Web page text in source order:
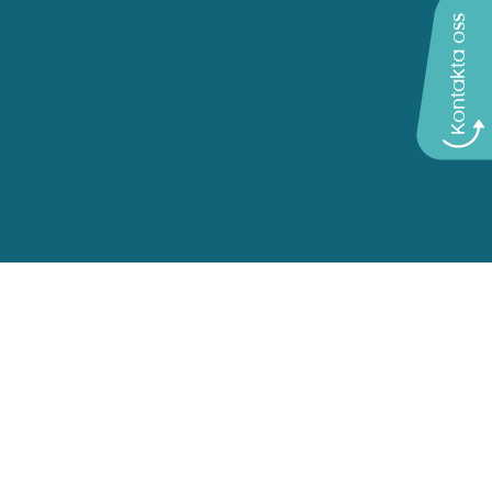
Kontakta oss